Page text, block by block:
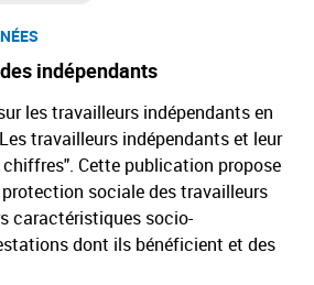
indépendants
les travailleurs indépendants en
travailleurs indépendants et leur
Cette publication propose
sociale des travailleurs
caractéristiques socio-
dont ils bénéficient et des